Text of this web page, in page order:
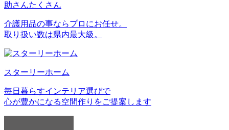
助さんたくさん
介護用品の事ならプロにお任せ。
取り扱い数は県内最大級。
スターリーホーム
毎日暮らすインテリア選びで
心が豊かになる空間作りをご提案します